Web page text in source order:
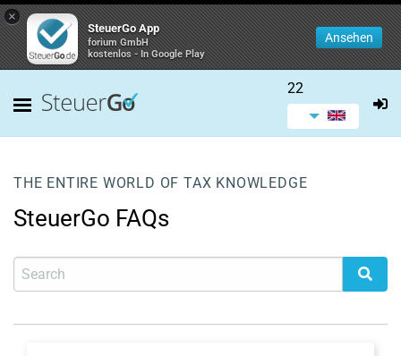
×
SteuerGo App
forium GmbH
kostenlos - In Google Play
Ansehen
22
THE ENTIRE WORLD OF TAX KNOWLEDGE
SteuerGo FAQs